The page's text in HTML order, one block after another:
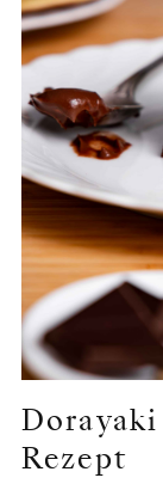
Rezept